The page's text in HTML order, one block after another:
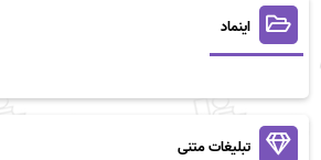
اینماد
تبلیغات متنی